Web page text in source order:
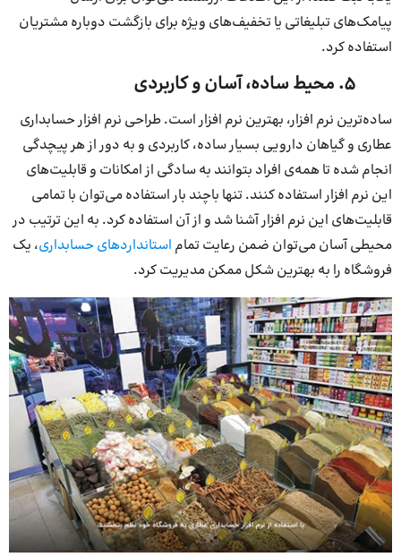
پیامک‌های تبلیغاتی یا تخفیف‌های ویژه برای بازگشت دوباره مشتریان
استفاده کرد.
۵. محیط ساده، آسان و کاربردی
ساده‌ترین نرم افزار، بهترین نرم افزار است. طراحی نرم افزار حسابداری
عطاری و گیاهان دارویی بسیار ساده، کاربردی و به دور از هر پیچدگی
انجام شده تا همه‌ی افراد بتوانند به سادگی از امکانات و قابلیت‌های
این نرم افزار استفاده کنند. تنها باچند بار استفاده می‌توان با تمامی
قابلیت‌‌های این نرم افزار آشنا شد و از آن استفاده کرد. به این ترتیب در
محیطی آسان می‌توان ضمن رعایت تمام استانداردهای حسابداری، یک
فروشگاه را به بهترین شکل ممکن مدیریت کرد.